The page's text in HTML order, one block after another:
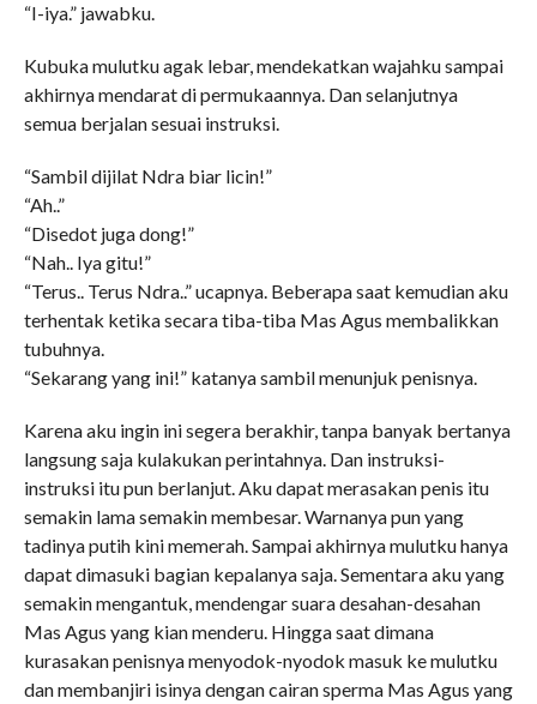
“I-iya.” jawabku.
Kubuka mulutku agak lebar, mendekatkan wajahku sampai
akhirnya mendarat di permukaannya. Dan selanjutnya
semua berjalan sesuai instruksi.
“Sambil dijilat Ndra biar licin!”
“Ah..”
“Disedot juga dong!”
“Nah.. Iya gitu!”
“Terus.. Terus Ndra..” ucapnya. Beberapa saat kemudian aku
terhentak ketika secara tiba-tiba Mas Agus membalikkan
tubuhnya.
“Sekarang yang ini!” katanya sambil menunjuk penisnya.
Karena aku ingin ini segera berakhir, tanpa banyak bertanya
langsung saja kulakukan perintahnya. Dan instruksi-
instruksi itu pun berlanjut. Aku dapat merasakan penis itu
semakin lama semakin membesar. Warnanya pun yang
tadinya putih kini memerah. Sampai akhirnya mulutku hanya
dapat dimasuki bagian kepalanya saja. Sementara aku yang
semakin mengantuk, mendengar suara desahan-desahan
Mas Agus yang kian menderu. Hingga saat dimana
kurasakan penisnya menyodok-nyodok masuk ke mulutku
dan membanjiri isinya dengan cairan sperma Mas Agus yang